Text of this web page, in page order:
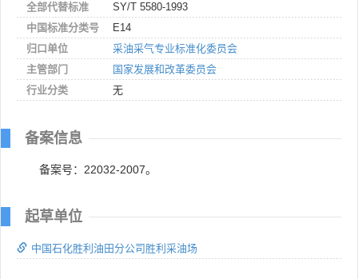
全部代替标准
SY/T 5580-1993
中国标准分类号
E14
归口单位
采油采气专业标准化委员会
主管部门
国家发展和改革委员会
行业分类
无
备案信息
备案号：22032-2007。
起草单位
中国石化胜利油田分公司胜利采油场